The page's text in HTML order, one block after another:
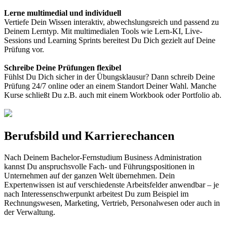
Lerne multimedial und individuell
Vertiefe Dein Wissen interaktiv, abwechslungsreich und passend zu
Deinem Lerntyp. Mit multimedialen Tools wie Lern-KI, Live-
Sessions und Learning Sprints bereitest Du Dich gezielt auf Deine
Prüfung vor.
Schreibe Deine Prüfungen flexibel
Fühlst Du Dich sicher in der Übungsklausur? Dann schreib Deine
Prüfung 24/7 online oder an einem Standort Deiner Wahl. Manche
Kurse schließt Du z.B. auch mit einem Workbook oder Portfolio ab.
Berufsbild und Karrierechancen
Nach Deinem Bachelor-Fernstudium Business Administration
kannst Du anspruchsvolle Fach- und Führungspositionen in
Unternehmen auf der ganzen Welt übernehmen. Dein
Expertenwissen ist auf verschiedenste Arbeitsfelder anwendbar – je
nach Interessenschwerpunkt arbeitest Du zum Beispiel im
Rechnungswesen, Marketing, Vertrieb, Personalwesen oder auch in
der Verwaltung.